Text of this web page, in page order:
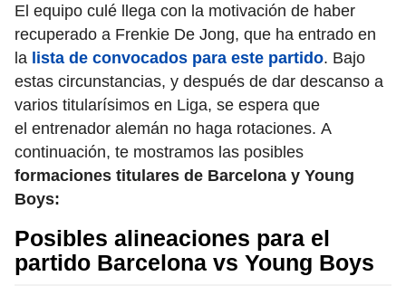
El equipo culé llega con la motivación de haber
recuperado a Frenkie De Jong, que ha entrado en
la lista de convocados para este partido. Bajo
estas circunstancias, y después de dar descanso a
varios titularísimos en Liga, se espera que
el entrenador alemán no haga rotaciones. A
continuación, te mostramos las posibles
formaciones titulares de Barcelona y Young
Boys:
Posibles alineaciones para el
partido Barcelona vs Young Boys